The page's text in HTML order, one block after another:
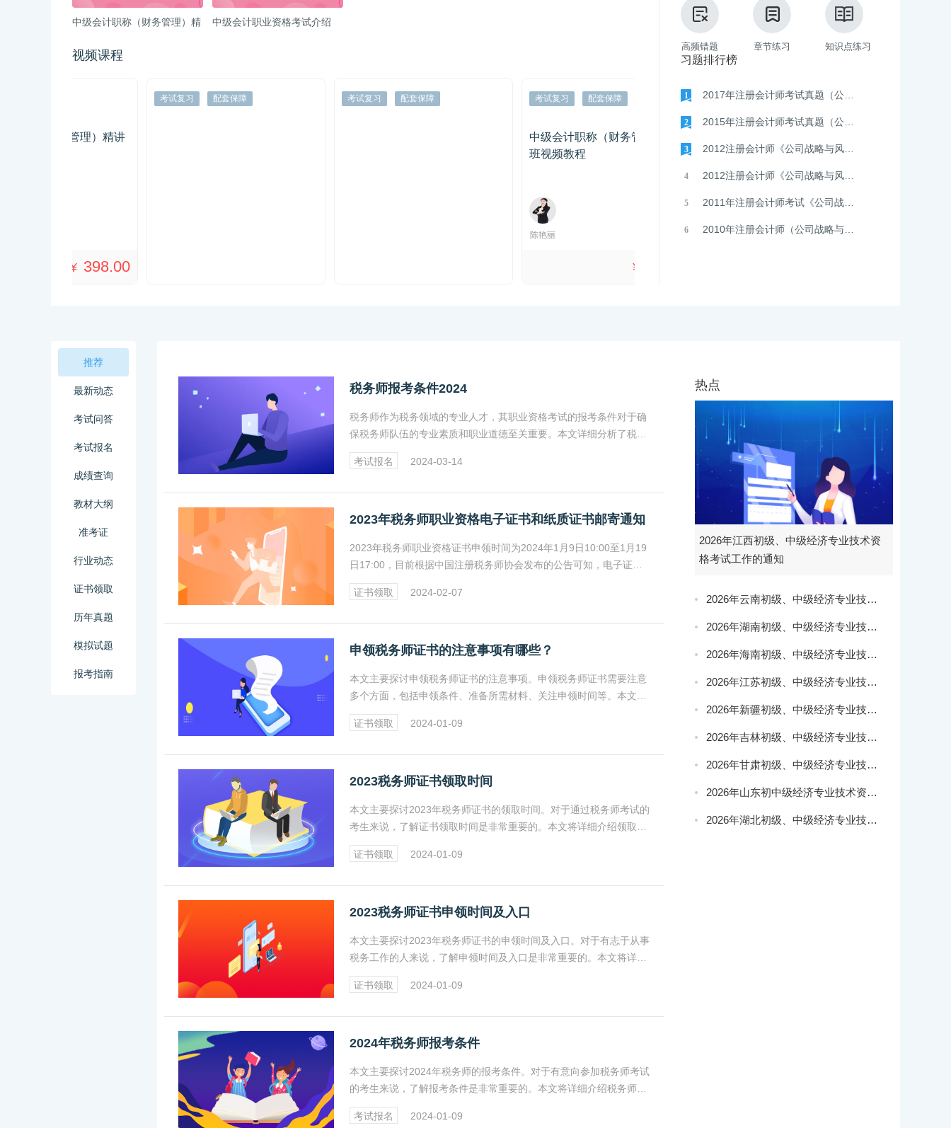
中级会计职称（财务管理）精
中级会计职业资格考试介绍
视频课程
配套保障 配套保障 配套保障
中级会计职称（财务管理）精讲
配套保障 考试复习
高频错题 章节练习 知识点练习
习题排行榜
1
2
3
4
5
6
推荐
最新动态
考试问答
考试报名
成绩查询
教材大纲
准考证
行业动态
证书领取
历年真题
模拟试题
报考指南
税务师报考条件2024
税务师作为税务领域的专业人才，其职业资格考试的报考条件对于确
保税务师队伍的专业素质和职业道德至关重要。本文详细分析了税务
师职业资格考试的报考条件，包括学历、工作经验等方面的要求，同
时指出不得报考的情形，具体请看以下正文。
考试报名 2024-03-14
2023年税务师职业资格电子证书和纸质证书邮寄通知
2023年税务师职业资格证书申领时间为2024年1月9日10:00至1月19
日17:00，目前根据中国注册税务师协会发布的公告可知，电子证书
今日起也已上线，考生可在中国人事考试网“证书查验”栏目下载并打
印。
证书领取 2024-02-07
申领税务师证书的注意事项有哪些？
本文主要探讨申领税务师证书的注意事项。申领税务师证书需要注意
多个方面，包括申领条件、准备所需材料、关注申领时间等。本文将
详细介绍这些注意事项，帮助考生更好地了解申领税务师证书的流程
和要求。
证书领取 2024-01-09
2023税务师证书领取时间
本文主要探讨2023年税务师证书的领取时间。对于通过税务师考试的
考生来说，了解证书领取时间是非常重要的。本文将详细介绍领取时
间、领取所需材料、领取方式以及注意事项，帮助考生更好地了解这
一领域的最新动态。
证书领取 2024-01-09
2023税务师证书申领时间及入口
本文主要探讨2023年税务师证书的申领时间及入口。对于有志于从事
税务工作的人来说，了解申领时间及入口是非常重要的。本文将详细
介绍相关信息，帮助考生顺利申领税务师证书。
证书领取
2024-01-09
2024年税务师报考条件
本文主要探讨2024年税务师的报考条件。对于有意向参加税务师考试
的考生来说，了解报考条件是非常重要的。本文将详细介绍税务师报
考条件，帮助考生更好地了解报名要求和自身是否符合条件。
考试报名
2024-01-09
热点
2026年江西初级、中级经济专业技术资
格考试工作的通知
2026年云南初级、中级经济专业技术资格考试公告
2026年湖南初级、中级经济专业技术资格考试考务工作的通知
2026年海南初级、中级经济专业技术资格考试工作的通知
2026年江苏初级、中级经济专业技术资格考试工作有关事项的通知
2026年新疆初级、中级经济专业技术资格考试考务工作公告
2026年吉林初级、中级经济专业技术资格考试考务工作的通知
2026年甘肃初级、中级经济专业技术资格考试报名工作的通知
2026年山东初中级经济专业技术资格考试报考须知
2026年湖北初级、中级经济专业技术资格考试工作的通知